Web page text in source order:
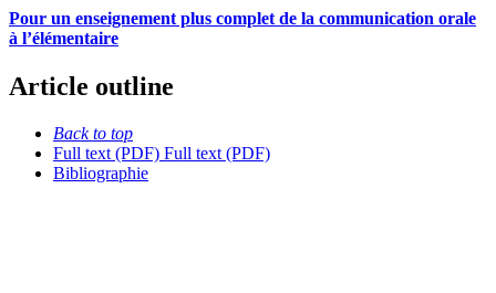
Pour un enseignement plus complet de la communication orale
à l’élémentaire
Article outline
Back to top
Full text (PDF) Full text (PDF)
Bibliographie